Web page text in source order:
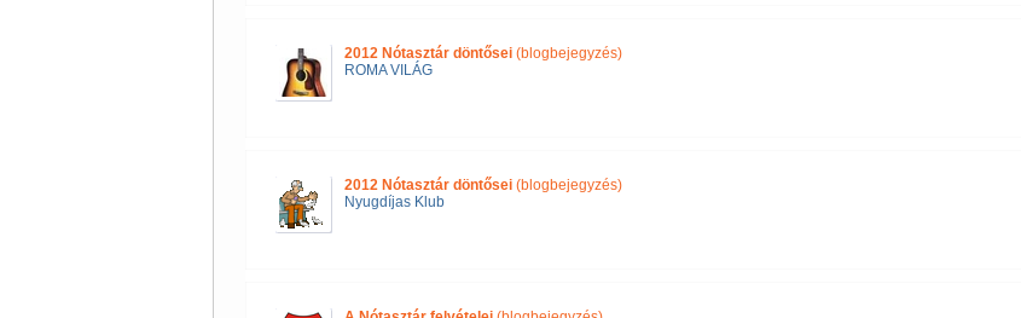
2012 Nótasztár döntősei(blogbejegyzés)
ROMA VILÁG
2012 Nótasztár döntősei(blogbejegyzés)
Nyugdíjas Klub